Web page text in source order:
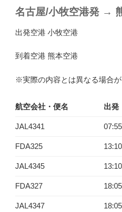
名古屋/小牧空港発 →
出発空港 小牧空港
到着空港 熊本空港
※実際の内容とは異なる場合
航空会社・便名 出発
JAL4341 07:55
FDA325 13:10
JAL4345 13:10
FDA327 18:05
JAL4347 18:05